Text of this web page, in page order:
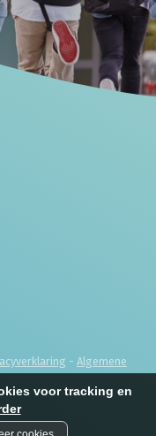
- Algemene
voor tracking en